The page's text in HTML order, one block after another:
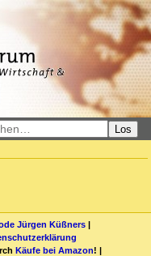
Los
Jürgen Küßners |
Käufe bei Amazon! |